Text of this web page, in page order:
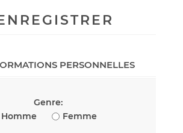
PERSONNELLES
Genre:
Homme
Femme